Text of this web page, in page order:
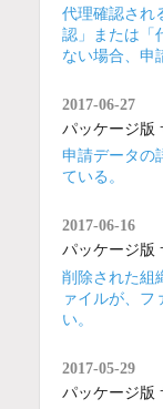
代理確認され
認」または「
ない場合、申
2017-06-27
パッケージ版
申請データの
ている。
2017-06-16
パッケージ版
削除された組
ァイルが、フ
い。
2017-05-29
パッケージ版